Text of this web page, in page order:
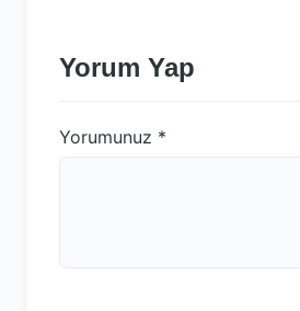
Yorum Yap
Yorumunuz *